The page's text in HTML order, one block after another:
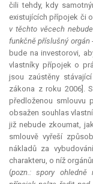
čili tehdy, kdy
existujících přípojek či
v těchto věcech
funkčně příslušný orgán
bude na investorovi,
vlastníky přípojek o
jsou zaústěny
zákona z roku 2006].
předloženou smlouvu
obsažen souhlas
již nebude zkoumat,
smlouvě vyřeší
nákladů za
charakteru, o níž
(pozn.: spory ohledně